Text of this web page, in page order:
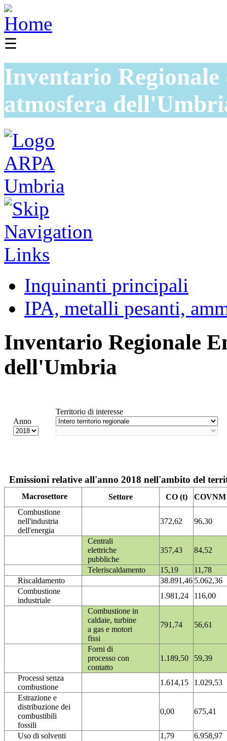
☰
Inventario
atmosfera
Inquinanti principali
IPA, metalli pesanti,
Inventario Regionale
dell'Umbria
Anno
Territorio di interesse
Emissioni relative all'anno 2018 nell'ambito del
Macrosettore Settore CO (t)
COVNM
Combustione
nell'industria
dell'energia
372,62 96,30
Centrali
elettriche
pubbliche
357,43 84,52
Teleriscaldamento 15,19
11,78
Riscaldamento
38.891,46 5.062,36
Combustione
industriale
1.981,24
116,00
Combustione in
caldaie, turbine
a gas e motori
fissi
791,74 56,61
Forni di
processo con
contatto
1.189,50 59,39
Processi senza
combustione
1.614,15
1.029,53
Estrazione e
distribuzione dei
combustibili
fossili
0,00 675,41
Uso di solventi 1,79
6.958,97